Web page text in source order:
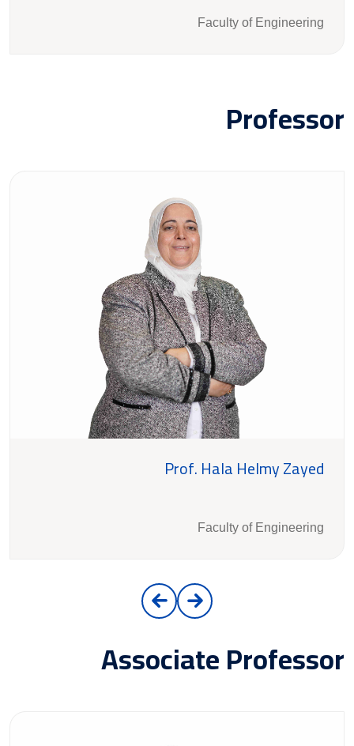
Faculty of Engineering
Professor
Prof. Hala Helmy Zayed
Faculty of Engineering
Associate Professor